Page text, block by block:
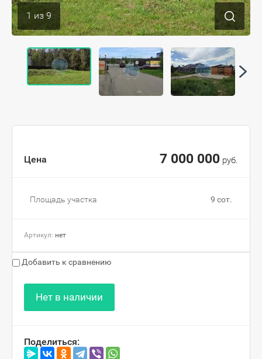
1 из 9
Цена 7 000 000руб.
Площадь участка 9 сот.
Артикул: нет
Добавить к сравнению
Нет в наличии
Поделиться: